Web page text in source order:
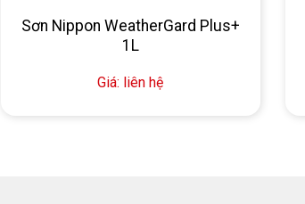
Sơn Nippon WeatherGard Plus+
1L
Giá: liên hệ